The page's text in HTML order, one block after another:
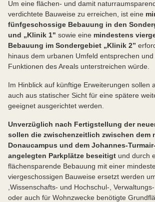
Um eine flächen- und damit
verdichtete Bauweise zu erreichen, ist eine
fünfgeschossige Bebauung in den
und „Klinik 1" sowie eine mindestens
Bebauung im Sondergebiet „Klinik 2”
hinaus dem urbanen Umfeld entsprechen
Funktionen des Areals unterstreichen würde.
Im Hinblick auf künftige Erweiterungen sollen
auch aus statischer Sicht für eine spätere
geeignet ausgerichtet werden.
Unverzüglich nach Fertigstellung der
sollen die zwischenzeitlich zwischen dem
Donaucampus und dem Johannes-
angelegten Parkplätze beseitigt und durch
flächensparende Bebauung mit einer
viergeschossigen Bauweise ersetzt werden
,Wissenschafts- und Hochschul-,
oder auch für Wohnzwecke benötigte